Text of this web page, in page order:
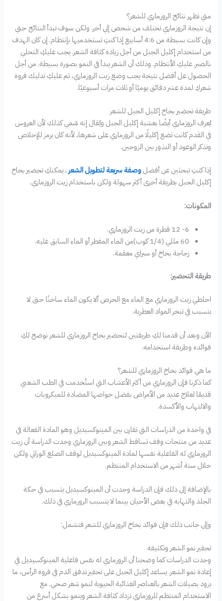
متي تظهر نتائج الروزماري للشعر؟
إن نتيجة الروزماري تختلف من شخص إلي أخر. ولكن سوف تبدأ النتائج حتي
وإن كانت بسيطة من 4:6 أسابيع إذا كنتِ تستخدميها بإنتظام. إن كان الهدف
من استخدام إكليل الجبل من أجل زيادة كثافة الشعر. يجب عليكِ التحلي
بالصبر. عليكِ الأنتظام. وذلك أن الشعر يبدأ في النمو بصورة بسيطة. من أجل
الحصول عل أفضل نتيجة يجب وضع زيت الروزماري، ثم عليكِ تدليك فروة
شعركِ لمدة عشر دقائق يوميًا أو ثلاث مرات أسبوعيًا.
طريقة تحضير بخاخ إكليل الجبل للشعر
يُعرف الروزماري أيضًا بعشبة إكليل الجبل ويُقال إنه سُمي كذلك لأن العروس
في القدم كانت تضع إكليلًا من الروزماري على شعرها، لأنه كان يرمز للإخلاص
وتذكر الوعود أو النذور بين الزوجين.
إذا كنتِ تبحثين عن أفضلوصفة سريعة لتطويل الشعر ، يمكنكِ تحضير بخاخ
إكليل الجبل بطريقة أخرى أكثر سهولة ولكن باستخدام زيت الروزماري.
المكونات:
6- 12 قطرة من زيت الروزماري.
60 مللي (1/4 كوب)من الماء المقطر أو الماء السابق غليه.
زجاجة بخاخ أو سبراي معقمة.
طريقة التحضير:
اخلطي زيت الروزماري مع الماء مع الحرص ألا يكون الماء ساخنًا حتى لا
يتسبب في تبخر المواد العطرية.
الآن وبعد أن قدمنا لكِ طريقتين لتحضير بخاخ الروزماري للشعر نوضح لكِ
فوائده وطريقة استخدامه.
ما هي فوائد بخاخ الروزماري للشعر؟
كما ذكرنا فإن الروزماري من أكثر الأعشاب التي استُخدمت في الطب الشعبي
قديمًا لعلاج عديد من الأمراض بفضل خواصها المضادة للميكروبات
والالتهاب والأكسدة.
في واحدة من الدراسات التي تقارن بين المينوكسيديل وهو المادة الفعالة في
عديد من منتجات وقف تساقط الشعر وبين الروزماري وجدت الدراسة أن زيت
الروزماري له الفاعلية نفسها لمادة المينوكسيديل لوقف الصلع الوراثي ولكن
خلال ستة أشهر من الاستخدام المنتظم.
بالإضافة إلى ذلك فإن الدراسة وجدت أن المينوكسيديل يتسبب في حكة
الجلد والتهابه في بعض الأحيان بينما لا يتسبب الروزماري في ذلك.
وإلى جانب ذلك فإن فوائد بخاخ الروزماري للشعر فتشمل:
تحفيز نمو الشعر وتكثيفه
وجدت الدراسات كما وضحنا أن الروزماري له نفس فاعلية المينوكسيديل في
إعادة نمو الشعر. يساعد إكليل الجبل على تحفيز تدفق الدم في فروة الرأس، ما
يزود بصيلات الشعر بالعناصر الغذائية الحيوية لنمو شعر صحي. مع
الاستخدام المنتظم للروزماري تزداد كثافة الشعر وينمو بشكل أسرع من